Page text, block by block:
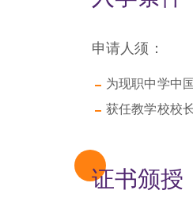
申请人须：
为现职中学中
获任教学校校
证书颁授